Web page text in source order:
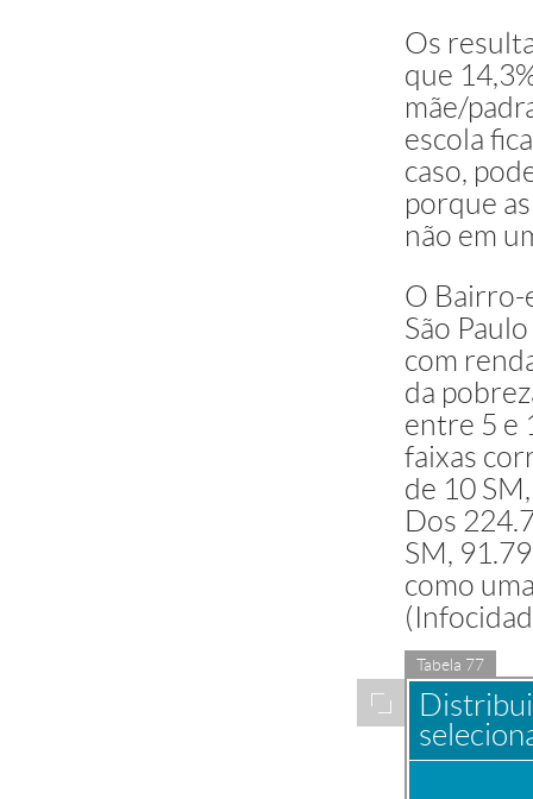
Os
que
mãe/
escola
caso,
porque
não em
O Bairro-
São
com
da
entre 5 e
faixas
de 10
Dos
SM,
como
Ampliar
Tabela 77